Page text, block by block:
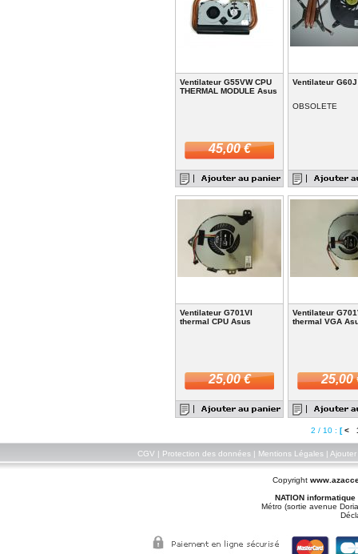
Ventilateur G55VW CPU
THERMAL MODULE Asus
45,00 €
Ventilateur
OBSOLETE
Ventilateur G701VI
thermal CPU Asus
25,00 €
Ventilateur
thermal VGA
25,00
2 / 10 : [<
CGV| Protection des données| Mentions Légales| Ajouter
Copyright
NATION informatique
Métro (sortie avenue